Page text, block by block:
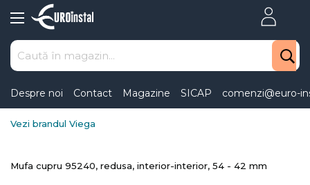
to
Content
Despre noi Contact Magazine SICAP comenzi@euro-
Vezi brandul Viega
Mufa cupru 95240, redusa, interior-interior, 54 - 42 mm